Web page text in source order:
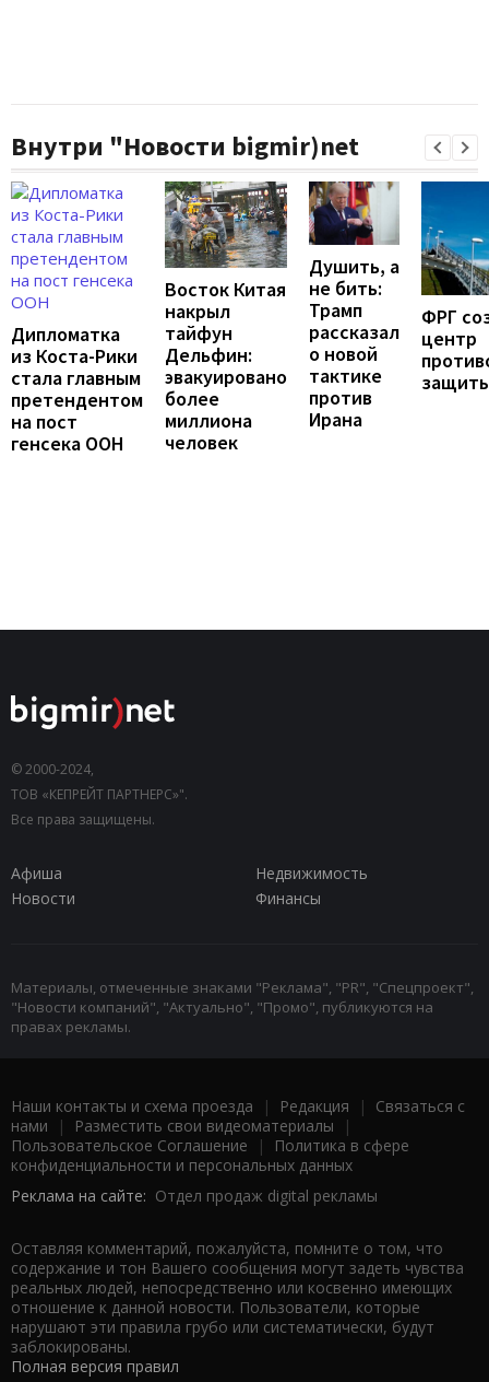
Внутри "Новости bigmir)net
Дипломатка
из Коста-Рики
стала главным
претендентом
на пост
генсека ООН
Восток Китая
накрыл
тайфун
Дельфин:
эвакуировано
более
миллиона
человек
Душить, а
не бить:
Трамп
рассказал
о новой
тактике
против
Ирана
ФРГ
центр
© 2000-2024,
ТОВ «КЕПРЕЙТ ПАРТНЕРС»".
Все права защищены.
Афиша
Недвижимость
Новости
Финансы
Материалы, отмеченные знаками "Реклама", "PR", "Спецпроект",
"Новости компаний", "Актуально", "Промо", публикуются на
правах рекламы.
Наши контакты и схема проезда | Редакция | Связаться с
нами | Разместить свои видеоматериалы |
Пользовательское Соглашение |
Политика в сфере
конфиденциальности и персональных данных
Реклама на сайте: Отдел продаж digital рекламы
Оставляя комментарий, пожалуйста, помните о том, что
содержание и тон Вашего сообщения могут задеть чувства
реальных людей, непосредственно или косвенно имеющих
отношение к данной новости. Пользователи, которые
нарушают эти правила грубо или систематически, будут
заблокированы.
Полная версия правил